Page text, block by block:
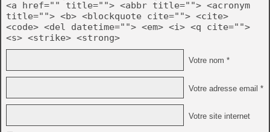
<a href="" title=""> <abbr title=""> <acronym
title=""> <b> <blockquote cite=""> <cite>
<code> <del datetime=""> <em> <i> <q cite="">
<s> <strike> <strong>
Votre nom *
Votre adresse email *
Votre site internet